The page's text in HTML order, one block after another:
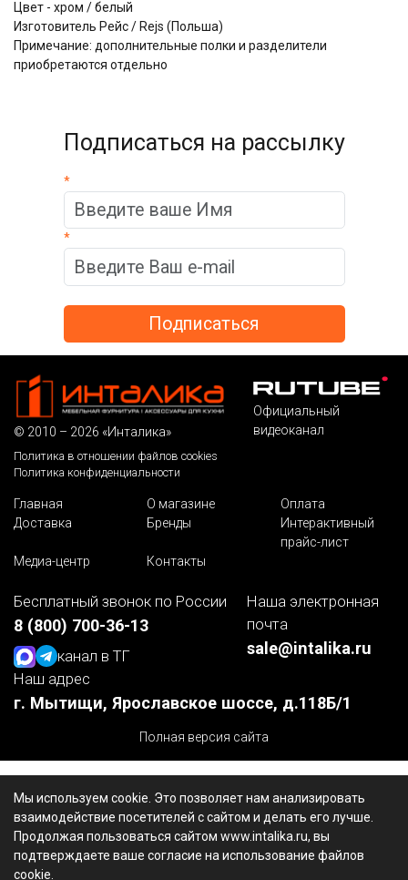
Цвет - хром / белый
Изготовитель Рейс / Rejs (Польша)
Примечание: дополнительные полки и разделители
приобретаются отдельно
Подписаться на рассылку
*
*
Мы используем cookie. Это позволяет нам анализировать
взаимодействие посетителей с сайтом и делать его лучше.
Продолжая пользоваться сайтом www.intalika.ru, вы
подтверждаете ваше согласие на использование файлов
cookie.
© 2010 – 2026 «Инталика»
Политика в отношении файлов cookies
Политика конфиденциальности
Официальный
видеоканал
Главная О магазине
Оплата
Доставка
Бренды
Интерактивный
прайс-лист
Медиа-центр
Контакты
Бесплатный звонок по России
8 (800) 700-36-13
канал в ТГ
Наша электронная
почта
sale@intalika.ru
Наш адрес
г. Мытищи, Ярославское шоссе, д.118Б/1
Полная версия сайта